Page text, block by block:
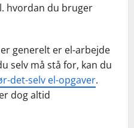
hvordan du bruger
generelt er el-arbejde
selv må stå for, kan du
det-selv el-opgaver.
dog altid